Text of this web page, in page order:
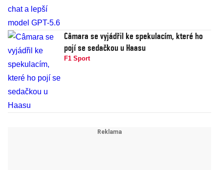
Câmara se vyjádřil ke spekulacím, které ho
pojí se sedačkou u Haasu
F1 Sport